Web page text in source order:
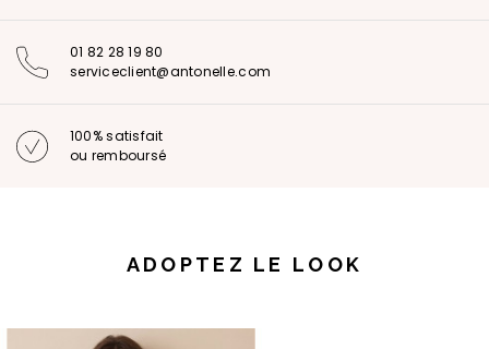
01 82 28 19 80
serviceclient@antonelle.com
100% satisfait
ou remboursé
ADOPTEZ LE LOOK